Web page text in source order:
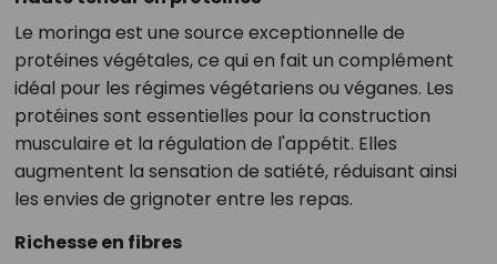
Le moringa est une source exceptionnelle de
protéines végétales, ce qui en fait un complément
idéal pour les régimes végétariens ou véganes. Les
protéines sont essentielles pour la construction
musculaire et la régulation de l'appétit. Elles
augmentent la sensation de satiété, réduisant ainsi
les envies de grignoter entre les repas.
Richesse en fibres